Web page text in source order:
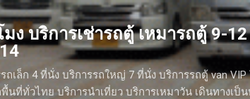
ข้ามไปที่เนื้อหาหลัก
ง บริการเช่ารถตู้ เหมารถตู้ 9-
ถเล็ก 4 ที่นั่ง บริการรถใหญ่ 7 ที่นั่ง บริการรถตู้ van
ที่ทั่วไทย บริการนำเที่ยว บริการเหมาวัน เดินทางเป็